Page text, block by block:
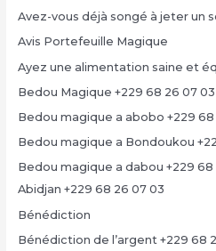
Avez-vous déjà songé à jeter un
Avis Portefeuille Magique
Ayez une alimentation saine et
Bedou Magique +229 68 26 07 03
Bedou magique a abobo +229 68
Bedou magique a Bondoukou
Bedou magique a dabou +229
Abidjan +229 68 26 07 03
Bénédiction
Bénédiction de l’argent +229 68